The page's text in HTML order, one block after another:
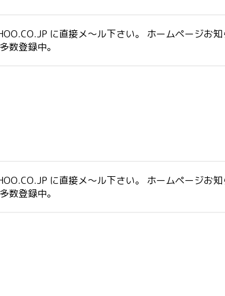
に直接メ～ル下さい。 ホームページお
数登録中。
に直接メ～ル下さい。 ホームページお
数登録中。